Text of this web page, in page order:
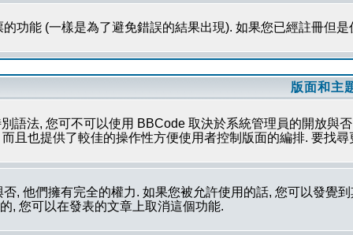
功能 (一樣是為了避免錯誤的結果出現). 如果您已經註冊但
版面和主
語法, 您可不可以使用 BBCode 取決於系統管理員的開放與
且也提供了較佳的操作性方便使用者控制版面的編排. 要找
, 他們擁有完全的權力. 如果您被允許使用的話, 您可以發覺
, 您可以在發表的文章上取消這個功能.